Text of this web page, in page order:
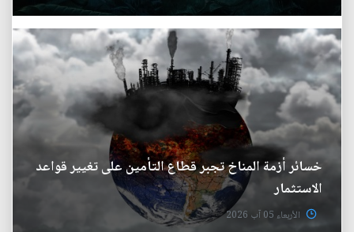
خسائر أزمة المناخ تجبر قطاع التأمين على تغيير قواعد
الاستثمار
الأربعاء 05 آب 2026